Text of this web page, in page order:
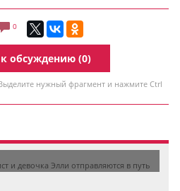
0
обсуждению (0)
нужный фрагмент и нажмите Ctrl